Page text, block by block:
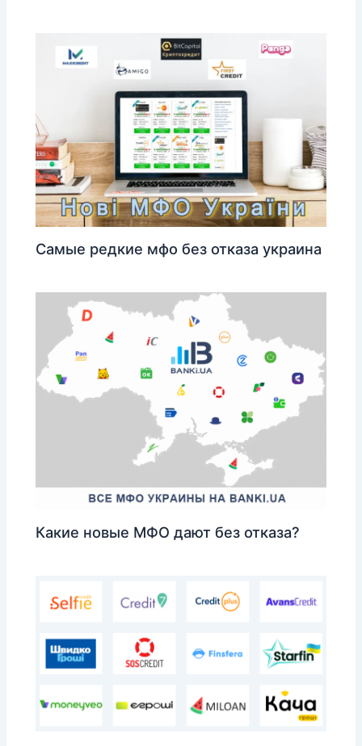
Самые редкие мфо без отказа украина
Какие новые МФО дают без отказа?